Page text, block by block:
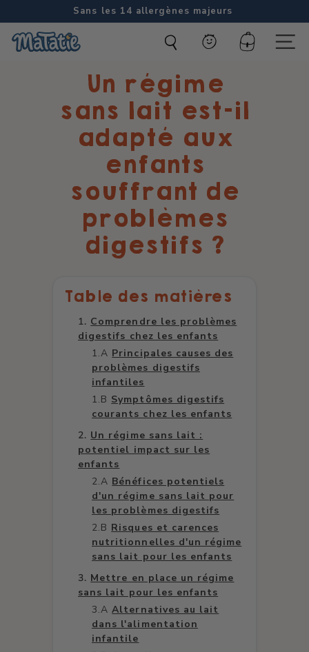
au
contenu
Diaporama
Pause
Sans les 14 allergènes majeurs
M
Compte
Un régime
sans lait est-il
adapté aux
enfants
souffrant de
problèmes
digestifs ?
Table des matières
Comprendre les problèmes
digestifs chez les enfants
Principales causes des
problèmes digestifs
infantiles
Symptômes digestifs
courants chez les enfants
Un régime sans lait :
potentiel impact sur les
enfants
Bénéfices potentiels
d'un régime sans lait pour
les problèmes digestifs
Risques et carences
nutritionnelles d'un régime
sans lait pour les enfants
Mettre en place un régime
sans lait pour les enfants
Alternatives au lait
dans l'alimentation
infantile